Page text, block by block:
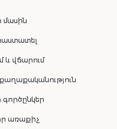
մասին
և վճարում
առաքիչ